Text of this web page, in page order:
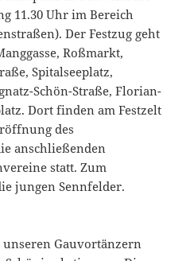
11.30 Uhr im Bereich
Der Festzug geht
Roßmarkt,
Spitalseeplatz,
Schön-Straße, Florian-
Dort finden am Festzelt
des
anschließenden
statt. Zum
jungen Sennfelder.
Gauvortänzern